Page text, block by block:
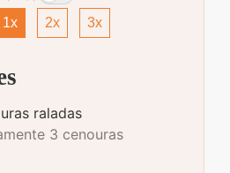
1x 2x 3x
raladas
3 cenouras